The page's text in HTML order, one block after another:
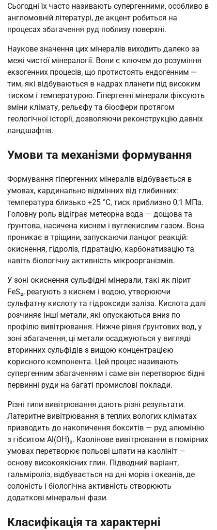
Сьогодні їх часто називають супергенними, особливо в
англомовній літературі, де акцент робиться на
процесах збагачення руд поблизу поверхні.
Наукове значення цих мінералів виходить далеко за
межі чистої мінералогії. Вони є ключем до розуміння
екзогенних процесів, що протистоять ендогенним —
тим, які відбуваються в надрах планети під високим
тиском і температурою. Гіпергенні мінерали фіксують
зміни клімату, рельєфу та біосфери протягом
геологічної історії, дозволяючи реконструкцію давніх
ландшафтів.
Умови та механізми формування
Формування гіпергенних мінералів відбувається в
умовах, кардинально відмінних від глибинних:
температура близько +25 °C, тиск приблизно 0,1 МПа.
Головну роль відіграє метеорна вода — дощова та
ґрунтова, насичена киснем і вуглекислим газом. Вона
проникає в тріщини, запускаючи ланцюг реакцій:
окиснення, гідроліз, гідратацію, карбонатизацію та
навіть біологічну активність мікроорганізмів.
У зоні окиснення сульфідні мінерали, такі як пірит
FeS₂, реагують з киснем і водою, утворюючи
сульфатну кислоту та гідроксиди заліза. Кислота далі
розчиняє інші метали, які опускаються вниз по
профілю вивітрювання. Нижче рівня ґрунтових вод, у
зоні збагачення, ці метали осаджуються у вигляді
вторинних сульфідів з вищою концентрацією
корисного компонента. Цей процес називають
супергенним збагаченням і саме він перетворює бідні
первинні руди на багаті промислові поклади.
Різні типи вивітрювання дають різні результати.
Латеритне вивітрювання в теплих вологих кліматах
призводить до накопичення бокситів — руд алюмінію
з гібситом Al(OH)₃. Каолінове вивітрювання в помірних
умовах перетворює польові шпати на каолініт —
основу високоякісних глин. Підводний варіант,
гальміроліз, відбувається на дні морів і океанів, де
солоність і біологічна активність створюють
додаткові мінеральні фази.
Класифікація та характерні